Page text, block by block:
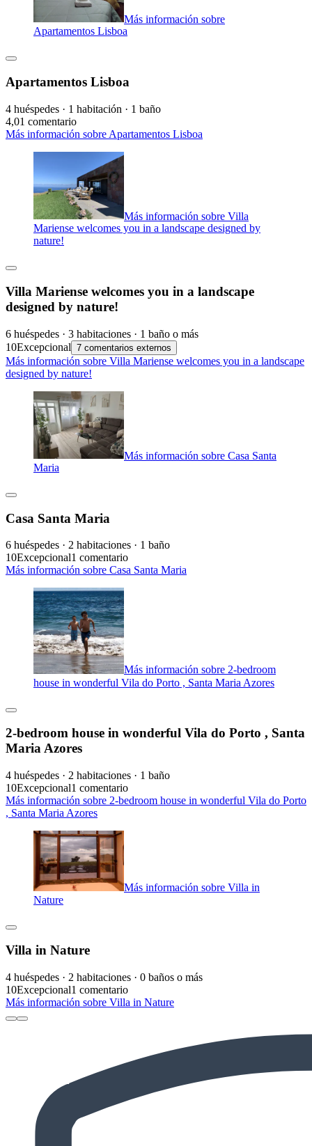
Más información sobre
Apartamentos Lisboa
Apartamentos Lisboa
4 huéspedes · 1 habitación · 1 baño
4,01 comentario
Más información sobre Apartamentos Lisboa
Más información sobre Villa
Mariense welcomes you in a landscape designed by
nature!
Villa Mariense welcomes you in a landscape
designed by nature!
6 huéspedes · 3 habitaciones · 1 baño o más
10Excepcional 7 comentarios externos
Más información sobre Villa Mariense welcomes you in a landscape
designed by nature!
Más información sobre Casa Santa
Maria
Casa Santa Maria
6 huéspedes · 2 habitaciones · 1 baño
10Excepcional1 comentario
Más información sobre Casa Santa Maria
Más información sobre 2-bedroom
house in wonderful Vila do Porto , Santa Maria Azores
2-bedroom house in wonderful Vila do Porto , Santa
Maria Azores
4 huéspedes · 2 habitaciones · 1 baño
10Excepcional1 comentario
Más información sobre 2-bedroom house in wonderful Vila do Porto
, Santa Maria Azores
Más información sobre Villa in
Nature
Villa in Nature
4 huéspedes · 2 habitaciones · 0 baños o más
10Excepcional1 comentario
Más información sobre Villa in Nature